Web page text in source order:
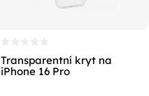
Transparentní kryt na
iPhone 16 Pro